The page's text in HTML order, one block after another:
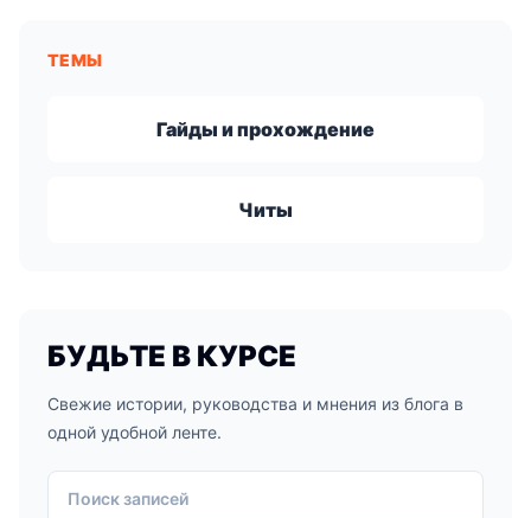
ТЕМЫ
Гайды и прохождение
Читы
БУДЬТЕ В КУРСЕ
Свежие истории, руководства и мнения из блога в
одной удобной ленте.
Поиск записей